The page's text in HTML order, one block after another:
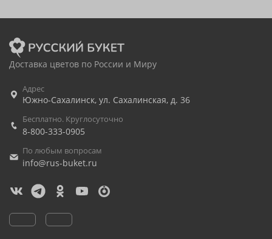
Доставка цветов по России и Миру
Адрес
Южно-Сахалинск, ул. Сахалинская, д. 36
Бесплатно. Круглосуточно
8-800-333-0905
По любым вопросам
info@rus-buket.ru